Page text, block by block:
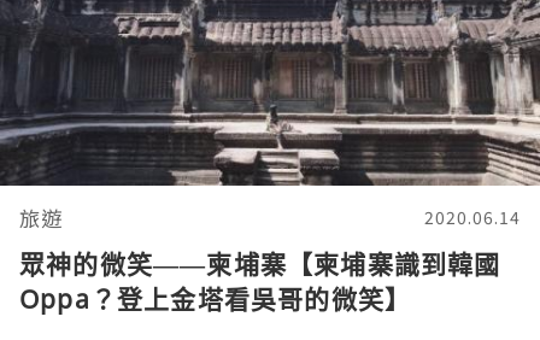
旅遊 2020.06.14
眾神的微笑——柬埔寨【柬埔寨識到韓國
Oppa？登上金塔看吳哥的微笑】